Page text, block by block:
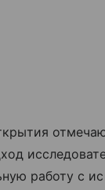
работу с